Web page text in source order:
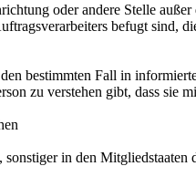
oder andere Stelle
befugt sind,
bestimmten Fall in
zu verstehen gibt, dass sie
in den